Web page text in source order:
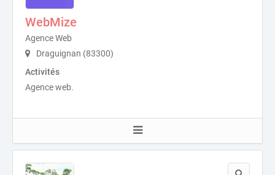
WebMize
Agence Web
Draguignan (83300)
Activités
Agence web.